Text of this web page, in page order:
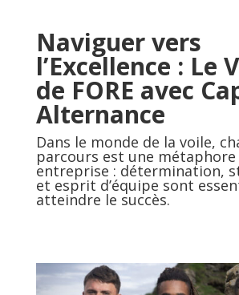
Naviguer vers
l’Excellence : Le
de FORE avec
Alternance
Dans le monde de la voile,
parcours est une métaphore
entreprise : détermination,
et esprit d’équipe sont
atteindre le succès.